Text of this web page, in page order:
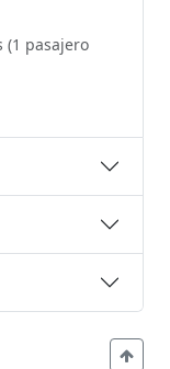
(1 pasajero